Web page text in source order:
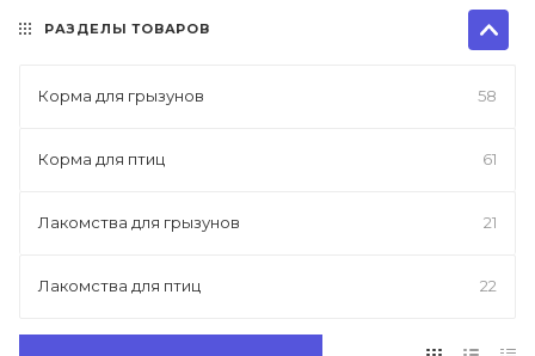
РАЗДЕЛЫ ТОВАРОВ
Корма для грызунов 58
Корма для птиц 61
Лакомства для грызунов 21
Лакомства для птиц 22